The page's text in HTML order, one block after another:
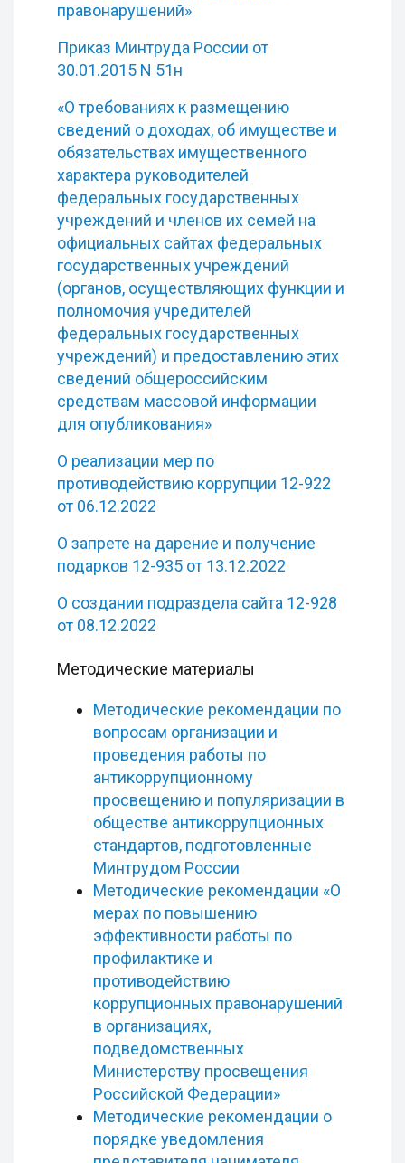
правонарушений»
Приказ Минтруда России от
30.01.2015 N 51н
«О требованиях к размещению
сведений о доходах, об имуществе и
обязательствах имущественного
характера руководителей
федеральных государственных
учреждений и членов их семей на
официальных сайтах федеральных
государственных учреждений
(органов, осуществляющих функции и
полномочия учредителей
федеральных государственных
учреждений) и предоставлению этих
сведений общероссийским
средствам массовой информации
для опубликования»
О реализации мер по
противодействию коррупции 12-922
от 06.12.2022
О запрете на дарение и получение
подарков 12-935 от 13.12.2022
О создании подраздела сайта 12-928
от 08.12.2022
Методические материалы
Методические рекомендации по
вопросам организации и
проведения работы по
антикоррупционному
просвещению и популяризации в
обществе антикоррупционных
стандартов, подготовленные
Минтрудом России
Методические рекомендации «О
мерах по повышению
эффективности работы по
профилактике и
противодействию
коррупционных правонарушений
в организациях,
подведомственных
Министерству просвещения
Российской Федерации»
Методические рекомендации о
порядке уведомления